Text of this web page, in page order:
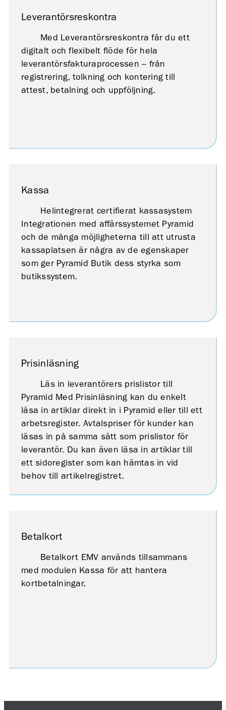
Leverantörsreskontra
Med Leverantörsreskontra får du ett
digitalt och flexibelt flöde för hela
leverantörsfakturaprocessen – från
registrering, tolkning och kontering till
attest, betalning och uppföljning.
Kassa
Helintegrerat certifierat kassasystem
Integrationen med affärssystemet Pyramid
och de många möjligheterna till att utrusta
kassaplatsen är några av de egenskaper
som ger Pyramid Butik dess styrka som
butikssystem.
Prisinläsning
Läs in leverantörers prislistor till
Pyramid Med Prisinläsning kan du enkelt
läsa in artiklar direkt in i Pyramid eller till ett
arbetsregister. Avtalspriser för kunder kan
läsas in på samma sätt som prislistor för
leverantör. Du kan även läsa in artiklar till
ett sidoregister som kan hämtas in vid
behov till artikelregistret.
Betalkort
Betalkort EMV används tillsammans
med modulen Kassa för att hantera
kortbetalningar.